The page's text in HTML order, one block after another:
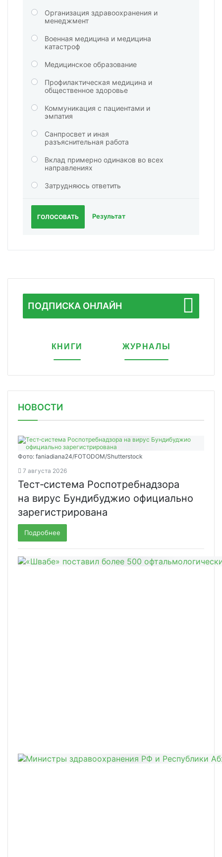
Организация здравоохранения и
менеджмент
Военная медицина и медицина
катастроф
Медицинское образование
Профилактическая медицина и
общественное здоровье
Коммуникация с пациентами и
эмпатия
Санпросвет и иная
разъяснительная работа
Вклад примерно одинаков во всех
направлениях
Затрудняюсь ответить
ГОЛОСОВАТЬ Результат
ПОДПИСКА ОНЛАЙН
КНИГИ ЖУРНАЛЫ
НОВОСТИ
Фото: faniadiana24/FOTODOM/Shutterstock
7 августа 2026
Тест‑система Роспотребнадзора
на вирус Бундибуджио официально
зарегистрирована
Подробнее